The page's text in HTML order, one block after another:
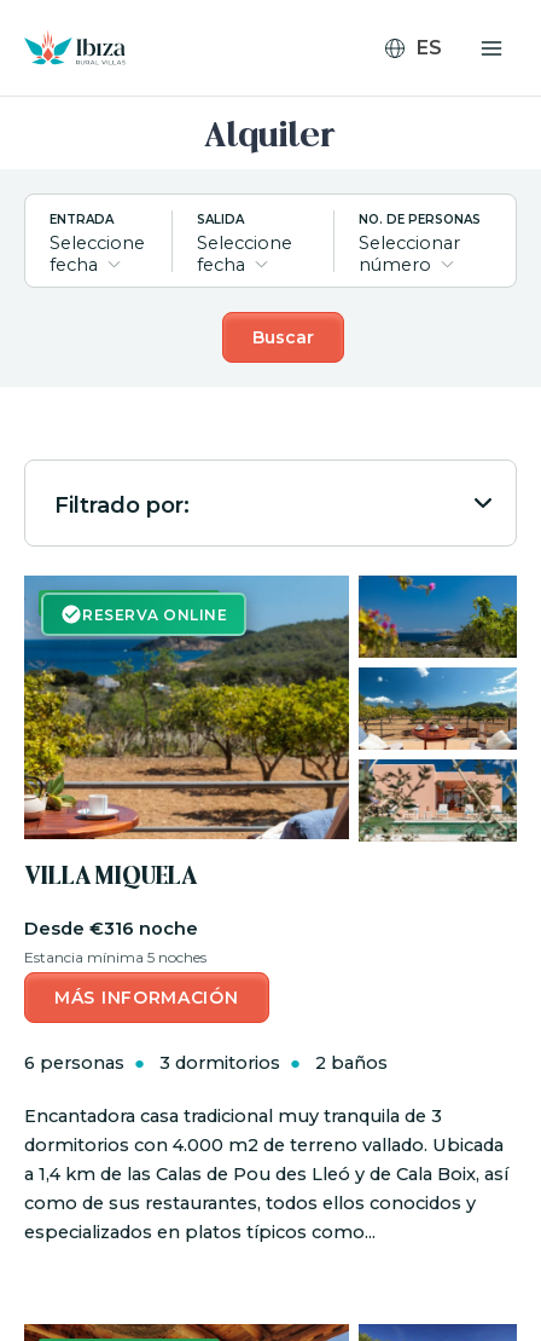
contenido
Alquiler
ENTRADA
Seleccione
fecha
SALIDA
Seleccione
fecha
NO. DE PERSONAS
Seleccionar
número
Buscar
Filtrado por:
RESERVA ONLINE
RESERVA ON-LINE
VILLA MIQUELA
€316 noche
Estancia mínima 5 noches
MÁS INFORMACIÓN
6 personas 3 dormitorios 2 baños
Encantadora casa tradicional muy tranquila de 3
dormitorios con 4.000 m2 de terreno vallado. Ubicada
a 1,4 km de las Calas de Pou des Lleó y de Cala Boix, así
como de sus restaurantes, todos ellos conocidos y
especializados en platos típicos como...